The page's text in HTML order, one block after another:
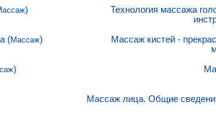
)
(Массаж)
)
Технология массажа
Массаж кистей -
Массаж лица. Общие